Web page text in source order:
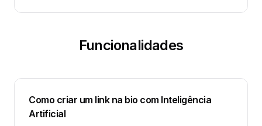
Funcionalidades
Como criar um link na bio com Inteligência
Artificial